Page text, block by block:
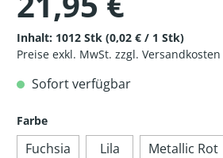
Inhalt: 1012 Stk (0,02 € / 1 Stk)
Preise exkl. MwSt. zzgl. Versandkosten
Sofort verfügbar
Farbe
Fuchsia Lila Metallic Rot